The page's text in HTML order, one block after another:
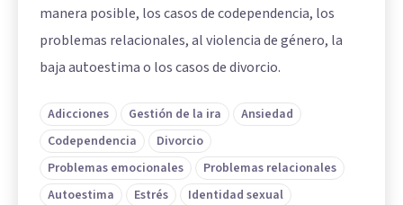
manera posible, los casos de codependencia, los
problemas relacionales, al violencia de género, la
baja autoestima o los casos de divorcio.
Adicciones Gestión de la ira
Ansiedad
Codependencia
Divorcio
Problemas emocionales
Problemas relacionales
Autoestima
Estrés Identidad sexual